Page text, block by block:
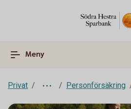
Meny
Privat Personförsäkring